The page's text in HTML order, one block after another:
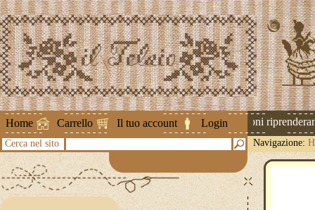
Home Carrello Il tuo account Login
Attenzione ! Le spedizioni
Cerca nel sito Navigazione: